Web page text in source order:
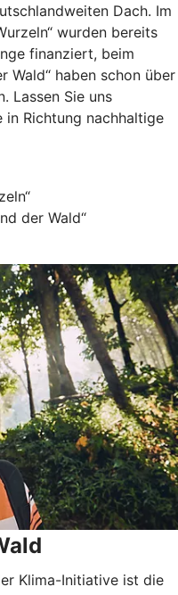
Dach. Im
wurden bereits
finanziert, beim
Wald“ haben schon über
Lassen Sie uns
in Richtung nachhaltige
der Wald“
Klima-Initiative ist die